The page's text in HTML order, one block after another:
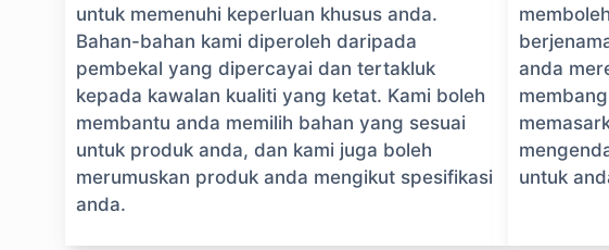
untuk memenuhi keperluan khusus anda.
Bahan-bahan kami diperoleh daripada
pembekal yang dipercayai dan tertakluk
kepada kawalan kualiti yang ketat. Kami boleh
membantu anda memilih bahan yang sesuai
untuk produk anda, dan kami juga boleh
merumuskan produk anda mengikut spesifikasi
anda.
anda
untuk